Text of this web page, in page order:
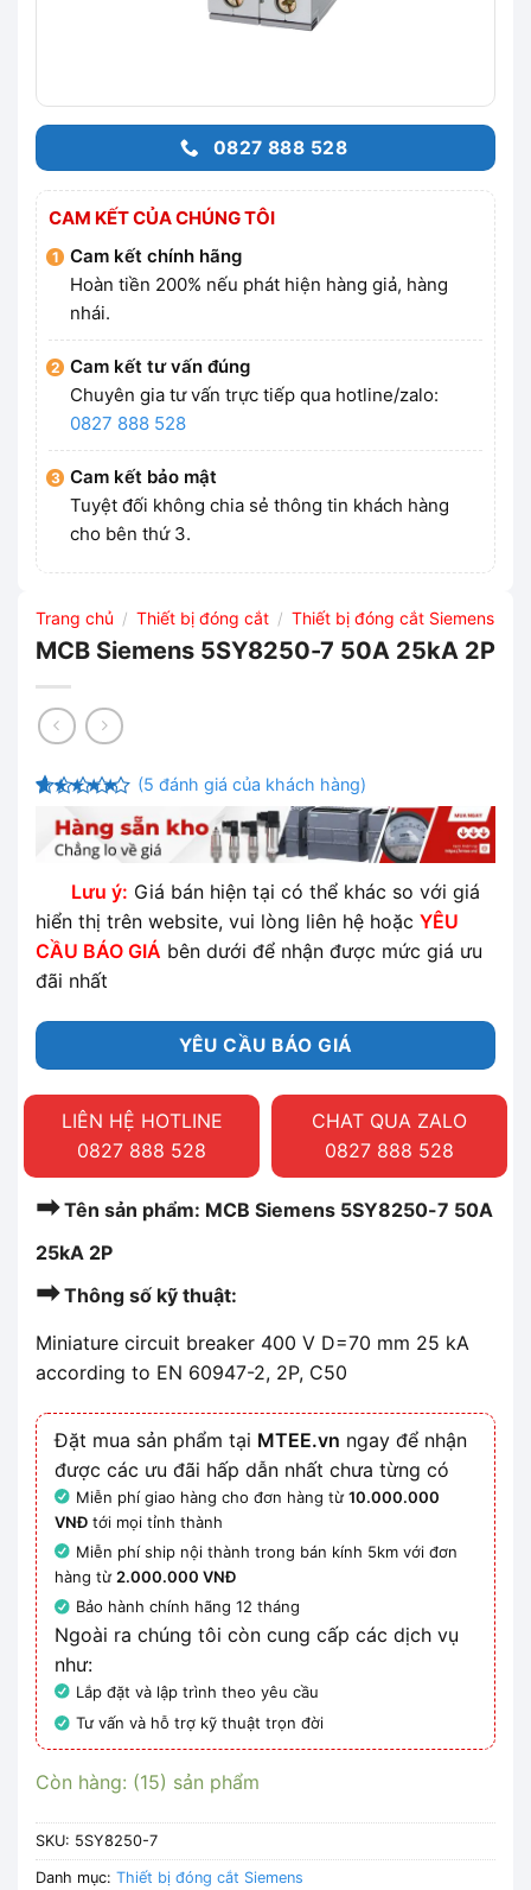
0827 888 528
CAM KẾT CỦA CHÚNG TÔI
Cam kết chính hãng
Hoàn tiền 200% nếu phát hiện hàng giả, hàng
nhái.
Cam kết tư vấn đúng
Chuyên gia tư vấn trực tiếp qua hotline/zalo:
0827 888 528
Cam kết bảo mật
Tuyệt đối không chia sẻ thông tin khách hàng
cho bên thứ 3.
Trang chủ / Thiết bị đóng cắt / Thiết bị đóng cắt Siemens
MCB Siemens 5SY8250-7 50A 25kA 2P
trên 5
dựa trên
đánh giá
(5 đánh giá của khách hàng)
Lưu ý: Giá bán hiện tại có thể khác so với giá
hiển thị trên website, vui lòng liên hệ hoặc YÊU
CẦU BÁO GIÁ bên dưới để nhận được mức giá ưu
đãi nhất
YÊU CẦU BÁO GIÁ
LIÊN HỆ HOTLINE
0827 888 528
CHAT QUA ZALO
0827 888 528
➡Tên sản phẩm: MCB Siemens 5SY8250-7 50A
25kA 2P
➡Thông số kỹ thuật:
Miniature circuit breaker 400 V D=70 mm 25 kA
according to EN 60947-2, 2P, C50
Đặt mua sản phẩm tại MTEE.vn ngay để nhận
được các ưu đãi hấp dẫn nhất chưa từng có
Miễn phí giao hàng cho đơn hàng từ10.000.000
VNĐ tới mọi tỉnh thành
Miễn phí ship nội thành trong bán kính 5km với đơn
hàng từ2.000.000 VNĐ
Bảo hành chính hãng 12 tháng
Ngoài ra chúng tôi còn cung cấp các dịch vụ
như:
Lắp đặt và lập trình theo yêu cầu
Tư vấn và hỗ trợ kỹ thuật trọn đời
Còn hàng: (15) sản phẩm
SKU: 5SY8250-7
Danh mục: Thiết bị đóng cắt Siemens